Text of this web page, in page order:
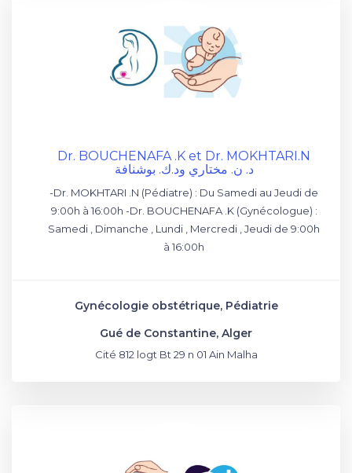
Dr. BOUCHENAFA .K et Dr. MOKHTARI.N
د. ن. مختاري ود.ك. بوشنافة
-Dr. MOKHTARI .N (Pédiatre) : Du Samedi au Jeudi de
9:00h à 16:00h -Dr. BOUCHENAFA .K (Gynécologue) :
Samedi , Dimanche , Lundi , Mercredi , Jeudi de 9:00h
à 16:00h
Gynécologie obstétrique, Pédiatrie
Gué de Constantine, Alger
Cité 812 logt Bt 29 n 01 Ain Malha